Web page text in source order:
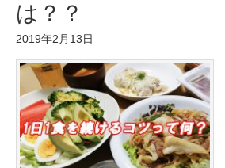
は？？
2019年2月13日